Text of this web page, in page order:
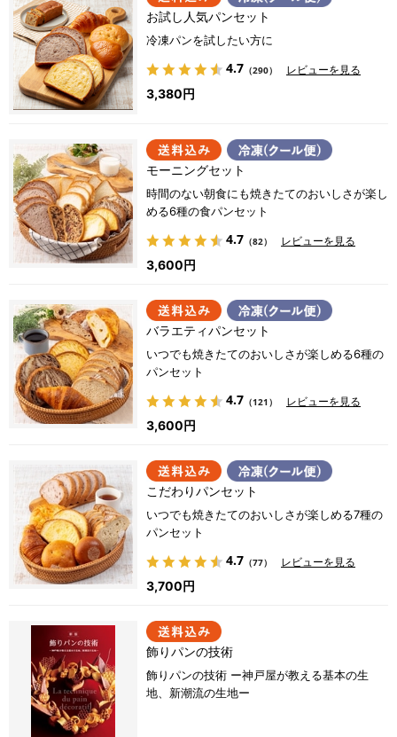
お試し人気パンセット
冷凍パンを試したい方に
4.7 （290）
レビューを見る
3,380円
モーニングセット
時間のない朝食にも焼きたてのおいしさが楽し
める6種の食パンセット
4.7 （82）
レビューを見る
3,600円
バラエティパンセット
いつでも焼きたてのおいしさが楽しめる6種の
パンセット
4.7 （121）
レビューを見る
3,600円
こだわりパンセット
いつでも焼きたてのおいしさが楽しめる7種の
パンセット
4.7 （77）
レビューを見る
3,700円
飾りパンの技術
飾りパンの技術 ー神戸屋が教える基本の生
地、新潮流の生地ー